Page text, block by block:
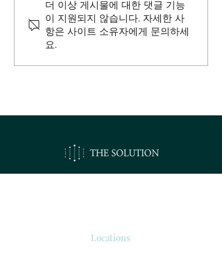
더 이상 게시물에 대한 댓글 기능
이 지원되지 않습니다. 자세한 사
항은 사이트 소유자에게 문의하세
요.
Locations